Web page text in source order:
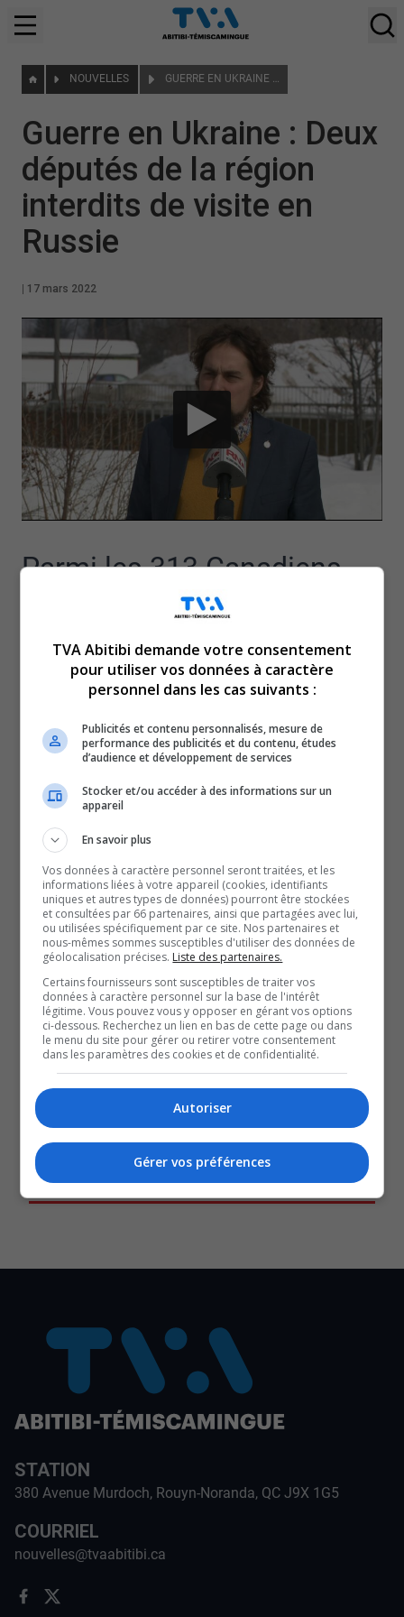
NOUVELLES GUERRE EN UKRAINE : DEUX DÉPUTÉS DE LA RÉGION INTERDITS DE VISITE EN RUSSIE
Guerre en Ukraine : Deux
députés de la région
interdits de visite en
Russie
17 mars 2022
Parmi les 313 Canadiens
bannis par le Kremlin, on
retrouve nos deux députés
fédéraux, Sylvie Bérubé et
Sébastien Lemire.
Une sanction survenue tout de suite après le discours du
président ukrainien, Volodymyr Zelensky, à la Chambre
des communes, mardi.
Comme la majorité des membres du Parlement
canadien, les deux élus bloquistes de la région sont
interdits de séjour sur le territoire russe.
Une décision qui n’a pas vraiment d’impact sur nos
députés, puisqu’ils n’avaient pas prévu voyager dans ce
pays prochainement.
QUESTION DU JOUR
SOUTENIR NOS MÉDIAS, C’EST PROTÉGER NOTRE
CULTURE ET NOTRE ÉCONOMIE
STATION
380 Avenue Murdoch, Rouyn-Noranda, QC J9X 1G5
COURRIEL
nouvelles@tvaabitibi.ca
TVA Abitibi demande votre consentement
pour utiliser vos données à caractère
personnel dans les cas suivants :
Publicités et contenu personnalisés, mesure de
performance des publicités et du contenu, études
d’audience et développement de services
Stocker et/ou accéder à des informations sur un
appareil
En savoir plus
Vos données à caractère personnel seront traitées, et les
informations liées à votre appareil (cookies, identifiants
uniques et autres types de données) pourront être stockées
et consultées par 66 partenaires, ainsi que partagées avec lui,
ou utilisées spécifiquement par ce site. Nos partenaires et
nous-mêmes sommes susceptibles d'utiliser des données de
géolocalisation précises. Liste des partenaires.
Certains fournisseurs sont susceptibles de traiter vos
données à caractère personnel sur la base de l'intérêt
légitime. Vous pouvez vous y opposer en gérant vos options
ci-dessous. Recherchez un lien en bas de cette page ou dans
le menu du site pour gérer ou retirer votre consentement
dans les paramètres des cookies et de confidentialité.
Autoriser
Gérer vos préférences